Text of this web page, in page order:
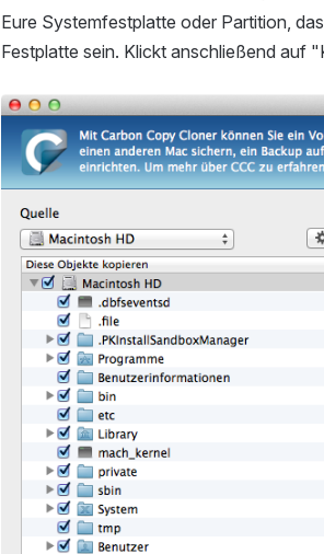
Eure Systemfestplatte oder Partition,
Festplatte sein. Klickt anschließend auf